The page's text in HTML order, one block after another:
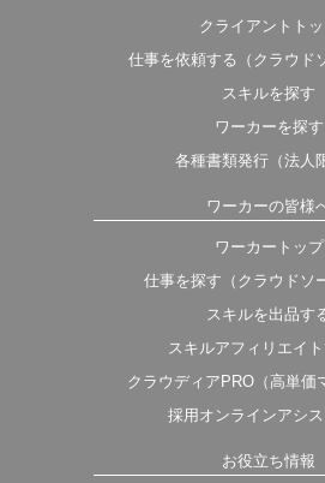
クライアントト
仕事を依頼する（クラウド
スキルを探す
ワーカーを探す
各種書類発行（法人
ワーカーの皆様
ワーカートップ
仕事を探す（クラウドソ
スキルを出品す
スキルアフィリエイ
クラウディアPRO（高単価
採用オンラインアシス
お役立ち情報